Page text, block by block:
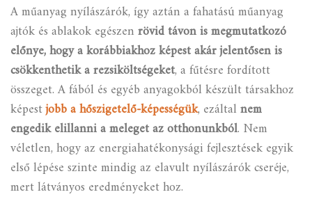
A műanyag nyílászárók, így aztán a fahatású műanyag
ajtók és ablakok egészenrövid távon is megmutatkozó
előnye, hogy a korábbiakhoz képest akár jelentősen is
csökkenthetik a rezsiköltségeket, a fűtésre fordított
összeget. A fából és egyéb anyagokból készült társakhoz
képestjobb a hőszigetelő-képességük, ezáltalnem
engedik elillanni a meleget az otthonunkból. Nem
véletlen, hogy az energiahatékonysági fejlesztések egyik
első lépése szinte mindig az elavult nyílászárók cseréje,
mert látványos eredményeket hoz.